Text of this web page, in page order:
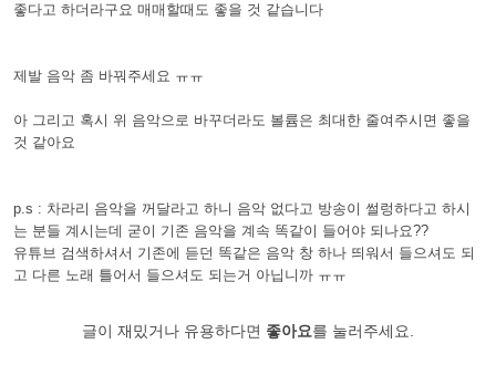
좋다고 하더라구요 매매할때도 좋을 것 같습니다
제발 음악 좀 바꿔주세요 ㅠㅠ
아 그리고 혹시 위 음악으로 바꾸더라도 볼륨은 최대한 줄여주시면 좋을
것 같아요
p.s : 차라리 음악을 꺼달라고 하니 음악 없다고 방송이 썰렁하다고 하시
는 분들 계시는데 굳이 기존 음악을 계속 똑같이 들어야 되나요??
유튜브 검색하셔서 기존에 듣던 똑같은 음악 창 하나 띄워서 들으셔도 되
고 다른 노래 틀어서 들으셔도 되는거 아닙니까 ㅠㅠ
글이 재밌거나 유용하다면 좋아요를 눌러주세요.